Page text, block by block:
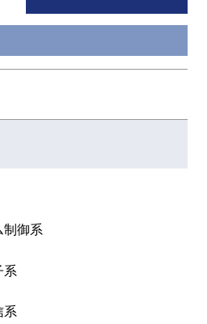
物理学コース
質・情報卓越コース
学コース
ネルギーコース
学系
球惑星科学コース
械コース
ネルギーコース
ネルギー・情報コース
制御系
ステム制御コース
ンジニアリングデザイン
系
気電子コース
系